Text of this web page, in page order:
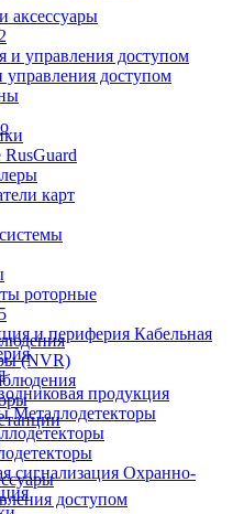
аксессуары
доступом
карт
роторные
Кабельная
продукция
Металлодетекторы
Охранно-
(NVR)
доступом